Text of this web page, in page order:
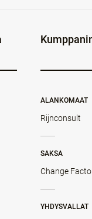
ALANKOMAAT
Rijnconsult
SAKSA
Change
YHDYSVALLAT